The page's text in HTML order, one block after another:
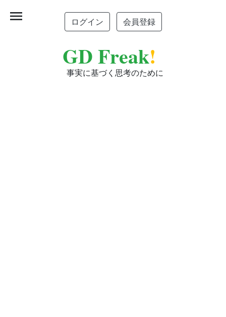
ログイン 会員登録
GD Freak!
事実に基づく思考のために
menu